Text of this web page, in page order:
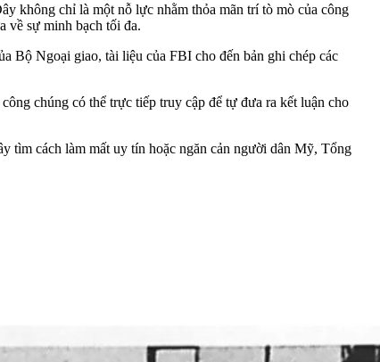
không chỉ là một nỗ lực nhằm thỏa mãn trí tò mò của công
về sự minh bạch tối đa.
Bộ Ngoại giao, tài liệu của FBI cho đến bản ghi chép các
chúng có thể trực tiếp truy cập để tự đưa ra kết luận cho
tìm cách làm mất uy tín hoặc ngăn cản người dân Mỹ, Tổng